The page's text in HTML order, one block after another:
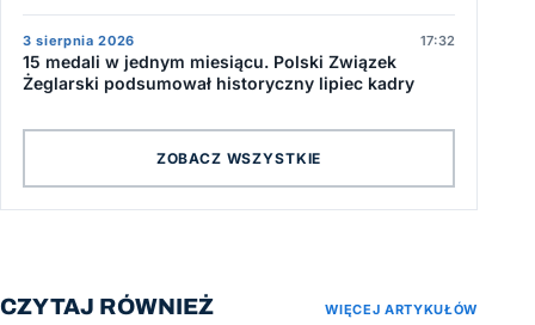
3 sierpnia 2026 17:32
15 medali w jednym miesiącu. Polski Związek
Żeglarski podsumował historyczny lipiec kadry
ZOBACZ WSZYSTKIE
CZYTAJ RÓWNIEŻ WIĘCEJ ARTYKUŁÓW